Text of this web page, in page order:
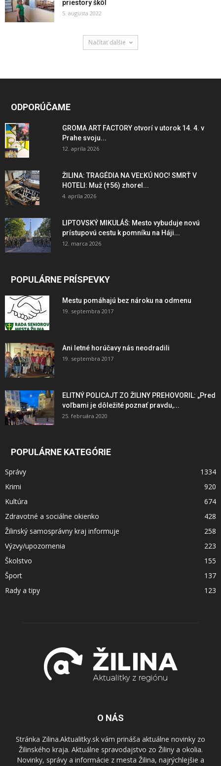
priestory škôl
5. augusta 2022
Načítať ďalšie
ODPORÚČAME
GROMA ART FACTORY otvorí v utorok 14. 4. v
Prahe svoju...
12. apríla 2026
ŽILINA: TRAGÉDIA NA VEĽKÚ NOC! SMRŤ V
HOTELI: Muž (†56) zhorel...
4. apríla 2026
LIPTOVSKÝ MIKULÁŠ: Mesto vybuduje novú
prístupovú cestu k pomníku na Háji...
12. marca 2026
POPULÁRNE PRÍSPEVKY
Mestu pomáhajú bez nároku na odmenu
19. septembra 2017
Ani letné horúčavy nás neodradili
19. septembra 2017
ELITNÝ POLICAJT ZO ŽILINY PREHOVORIL: „Pred
voľbami je dôležité poznať pravdu,...
25. februára 2020
POPULÁRNE KATEGÓRIE
Správy
1334
Krimi
920
Kultúra
674
Zdravotné a sociálne okienko
428
Žilinský samosprávny kraj informuje
258
Výzvy/upozornenia
223
Školstvo
155
Šport
137
Rady a tipy
123
O NÁS
Stránka Zilina.Aktualitky.sk vám prináša aktuálne novinky zo
Žilinského kraja. Aktuálne spravodajstvo zo Žiliny a okolia.
Novinky, správy a informácie z mesta Žilina, najrýchlejšie a